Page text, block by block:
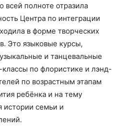
всей полноте отразила
Центра по интеграции
в форме творческих
Это языковые курсы,
и танцевальные
по флористике и лэнд-
по возрастным этапам
ребёнка и на тему
истории семьи и